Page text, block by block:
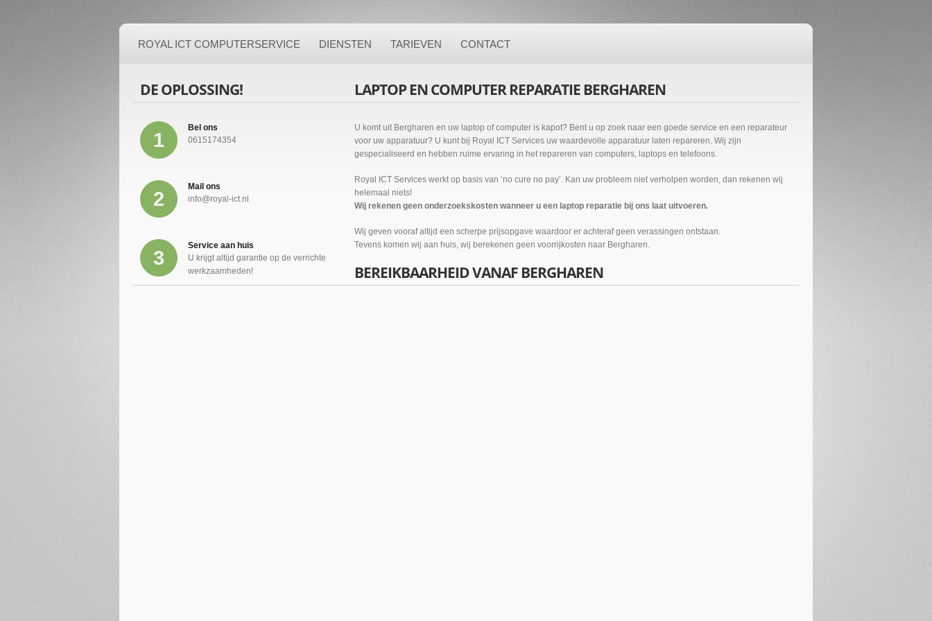
ROYAL ICT COMPUTERSERVICE DIENSTEN TARIEVEN CONTACT
DE OPLOSSING!
1
Bel ons
0615174354
2
Mail ons
info@royal-ict.nl
3
Service aan huis
U krijgt altijd garantie op de verrichte
werkzaamheden!
LAPTOP EN COMPUTER REPARATIE BERGHAREN
U komt uit Bergharen en uw laptop of computer is kapot? Bent u op zoek naar een goede service en een reparateur
voor uw apparatuur? U kunt bij Royal ICT Services uw waardevolle apparatuur laten repareren. Wij zijn
gespecialiseerd en hebben ruime ervaring in het repareren van computers, laptops en telefoons.
Royal ICT Services werkt op basis van ‘no cure no pay’. Kan uw probleem niet verholpen worden, dan rekenen wij
helemaal niets!
Wij rekenen geen onderzoekskosten wanneer u een laptop reparatie bij ons laat uitvoeren.
Wij geven vooraf altijd een scherpe prijsopgave waardoor er achteraf geen verassingen ontstaan.
Tevens komen wij aan huis, wij berekenen geen voorrijkosten naar Bergharen.
BEREIKBAARHEID VANAF BERGHAREN